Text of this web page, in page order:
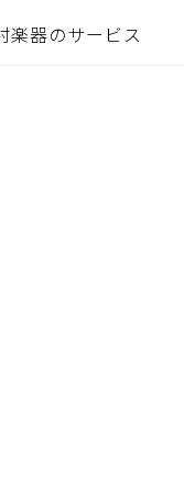
楽器のサービス